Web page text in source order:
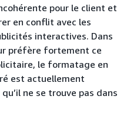
pour le client et
en conflit avec les
interactives. Dans
préfère fortement ce
le formatage en
est actuellement
ne se trouve pas dans